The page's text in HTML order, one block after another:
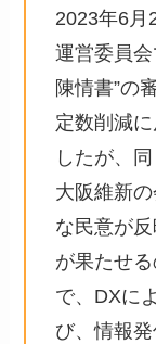
2023年6月
運営委員
陳情書”の
定数削減
したが、
大阪維新
な民意が
が果たせ
で、DXに
び、情報